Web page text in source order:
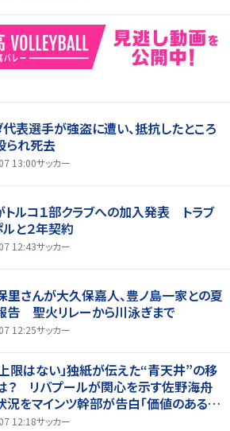
代表選手が強盗に遭い、抵抗したところ
られ死去
13:00サッカー
トルコ１部クラブへの加入発表 トラブ
と２年契約
12:43サッカー
里さんが大久保嘉人、豊ノ島一家との夏
告 聖火リレーから川泳ぎまで
12:25サッカー
上限はない」独紙が伝えた“青天井”の移
？ リバプールが関心を示す佐野海舟
況をマインツ幹部が告白「価値のあるも
12:18サッカー